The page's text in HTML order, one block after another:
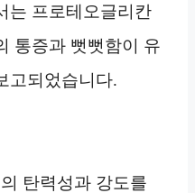
는 프로테오글리칸
통증과 뻣뻣함이 유
고되었습니다.
탄력성과 강도를